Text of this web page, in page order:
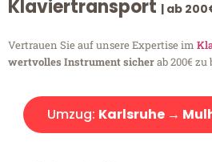
Klaviertransport | ab
Vertrauen Sie auf unsere Expertise im
wertvolles Instrument sicherab 200€
Umzug: Karlsruhe →